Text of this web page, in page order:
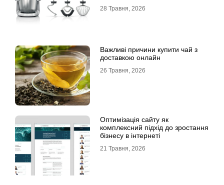
28 Травня, 2026
Важливі причини купити чай з
доставкою онлайн
26 Травня, 2026
Оптимізація сайту як
комплексний підхід до зростання
бізнесу в інтернеті
21 Травня, 2026